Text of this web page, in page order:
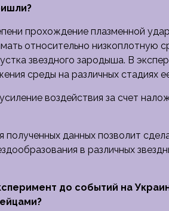
прохождение плазменной
относительно низкоплотную
звездного зародыша. В
среды на различных стадиях
воздействия за счет
полученных данных позволит
в различных
до событий на